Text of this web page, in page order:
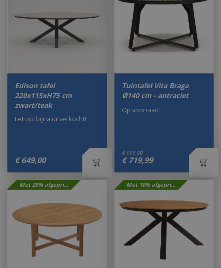
Edison tafel
220x115xH75 cm
zwart/teak
€ 649,00
Let op: bijna uitverkocht!
Tuintafel Vita Braga
Ø140 cm - antraciet
€ 999,00
€ 719,99
Op voorraad
Met 20% afgeprijsd Met 10% afgeprijsd